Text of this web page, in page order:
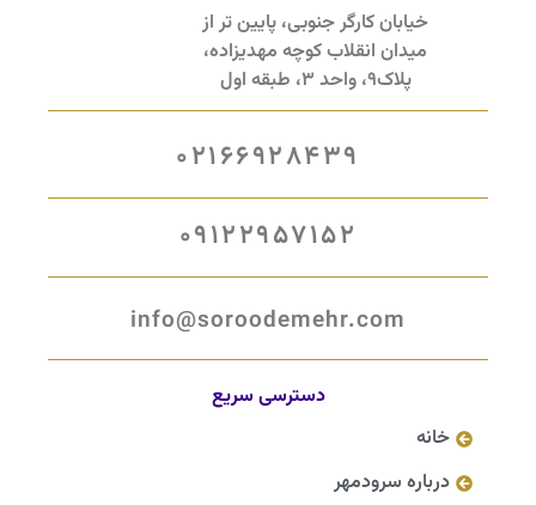
خیابان کارگر جنوبی، پایین تر از
میدان انقلاب کوچه مهدیزاده،
پلاک9، واحد 3، طبقه اول
02166928439
09122957152
info@soroodemehr.com
دسترسی سریع
خانه
درباره سرودمهر